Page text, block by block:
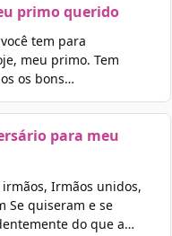
primo querido
tem para
meu primo. Tem
os bons…
para meu
Irmãos unidos,
Se quiseram e se
do que a…